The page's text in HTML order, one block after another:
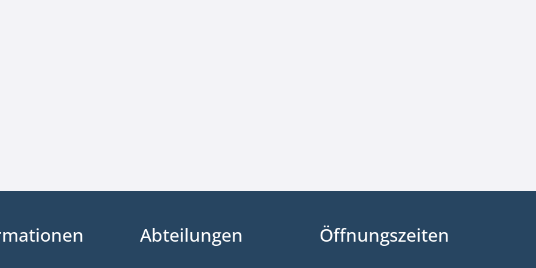
Abteilungen Öffnungszeiten